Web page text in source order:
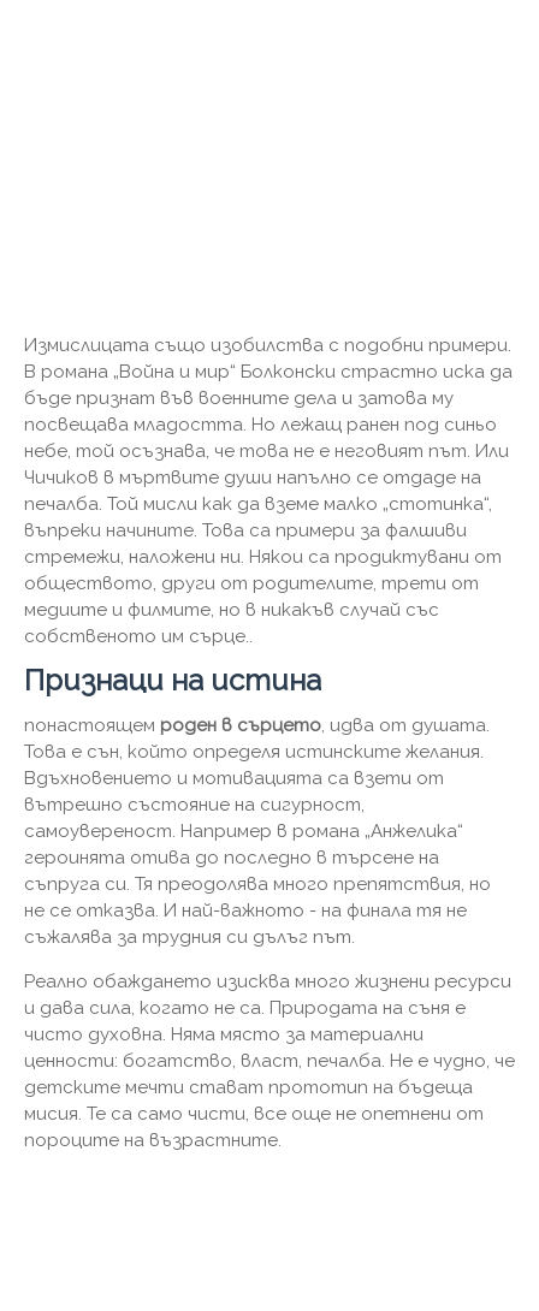
Измислицата също изобилства с подобни примери.
В романа „Война и мир“ Болконски страстно иска да
бъде признат във военните дела и затова му
посвещава младостта. Но лежащ ранен под синьо
небе, той осъзнава, че това не е неговият път. Или
Чичиков в мъртвите души напълно се отдаде на
печалба. Той мисли как да вземе малко „стотинка“,
въпреки начините. Това са примери за фалшиви
стремежи, наложени ни. Някои са продиктувани от
обществото, други от родителите, трети от
медиите и филмите, но в никакъв случай със
собственото им сърце..
Признаци на истина
понастоящем роден в сърцето, идва от душата.
Това е сън, който определя истинските желания.
Вдъхновението и мотивацията са взети от
вътрешно състояние на сигурност,
самоувереност. Например в романа „Анжелика“
героинята отива до последно в търсене на
съпруга си. Тя преодолява много препятствия, но
не се отказва. И най-важното - на финала тя не
съжалява за трудния си дълъг път.
Реално обаждането изисква много жизнени ресурси
и дава сила, когато не са. Природата на съня е
чисто духовна. Няма място за материални
ценности: богатство, власт, печалба. Не е чудно, че
детските мечти стават прототип на бъдеща
мисия. Те са само чисти, все още не опетнени от
пороците на възрастните.